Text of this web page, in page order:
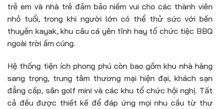
trẻ em và nhà trẻ đảm bảo niềm vui cho các thành viên
nhỏ tuổi, trong khi người lớn có thể thử sức với bến
thuyền kayak, khu câu cá yên tĩnh hay tổ chức tiệc BBQ
ngoài trời ấm cúng.
Hệ thống tiện ích phong phú còn bao gồm khu nhà hàng
sang trọng, trung tâm thương mại hiện đại, khách sạn
đẳng cấp, sân golf mini và các khu tổ chức hội nghị. Tất
cả đều được thiết kế để đáp ứng mọi nhu cầu từ thư